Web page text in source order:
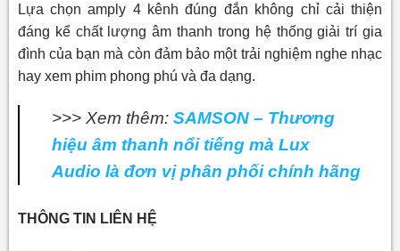
Lựa chọn amply 4 kênh đúng đắn không chỉ cải thiện
đáng kể chất lượng âm thanh trong hệ thống giải trí gia
đình của bạn mà còn đảm bảo một trải nghiệm nghe nhạc
hay xem phim phong phú và đa dạng.
>>> Xem thêm: SAMSON – Thương
hiệu âm thanh nổi tiếng mà Lux
Audio là đơn vị phân phối chính hãng
THÔNG TIN LIÊN HỆ